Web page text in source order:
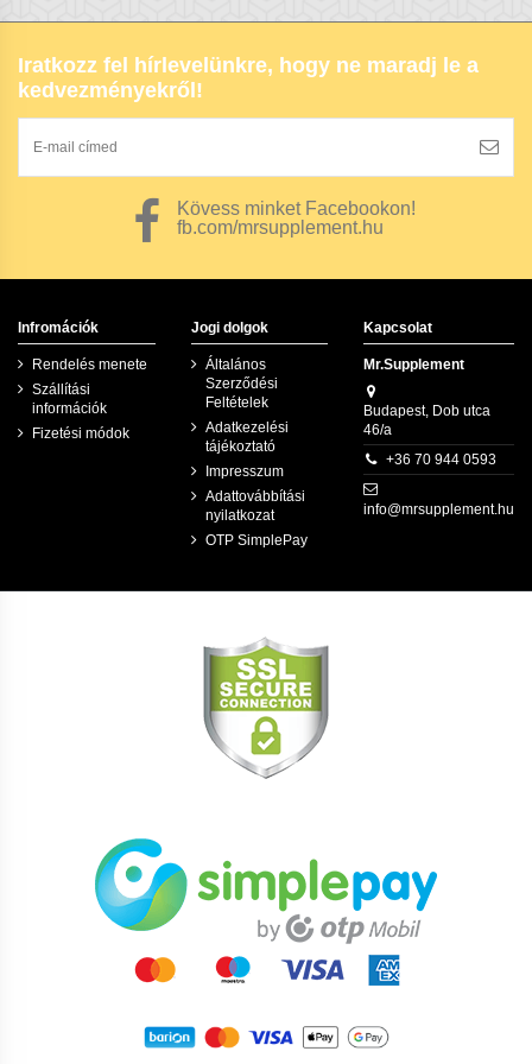
Iratkozz fel hírlevelünkre, hogy ne maradj le a
kedvezményekről!
Kövess minket Facebookon!
fb.com/mrsupplement.hu
Infromációk
Rendelés menete
Szállítási
információk
Fizetési módok
Jogi dolgok
Általános
Szerződési
Feltételek
Adatkezelési
tájékoztató
Impresszum
Adattovábbítási
nyilatkozat
OTP SimplePay
Kapcsolat
Mr.Supplement
Budapest, Dob utca
46/a
+36 70 944 0593
info@mrsupplement.hu